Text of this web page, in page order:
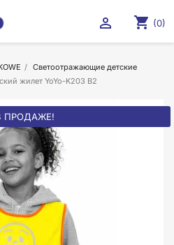
shopping_cart (0)

Светоотражающие детские
жилет YoYo-K203 B2
ПРОДАЖЕ!